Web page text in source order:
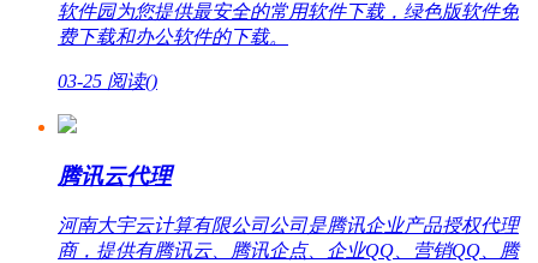
软件园为您提供最安全的常用软件下载，绿色版软件免
费下载和办公软件的下载。
03-25 阅读()
腾讯云代理
河南大宇云计算有限公司公司是腾讯企业产品授权代理
商，提供有腾讯云、腾讯企点、企业QQ、营销QQ、腾